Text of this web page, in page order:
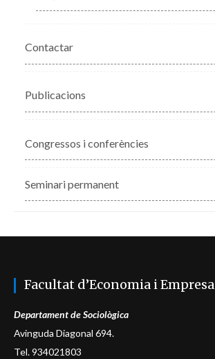
Contactar
Publicacions
Congressos i conferències
Seminari permanent
Facultat d’Economia i Empresa
Departament de Sociològica
Avinguda Diagonal 694.
Tel. 934021803